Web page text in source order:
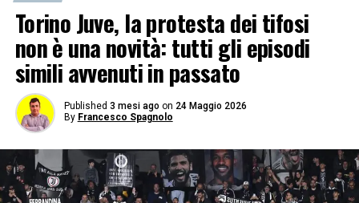
Torino Juve, la protesta dei tifosi
non è una novità: tutti gli episodi
simili avvenuti in passato
Published 3 mesi ago on 24 Maggio 2026
By Francesco Spagnolo